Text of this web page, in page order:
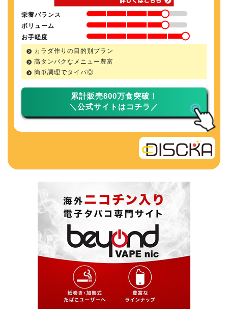
栄養バランス
ボリューム
お手軽度
カラダ作りの目的別プラン
高タンパクなメニュー豊富
簡単調理でタイパ◎
累計販売800万食突破！
＼公式サイトはコチラ／